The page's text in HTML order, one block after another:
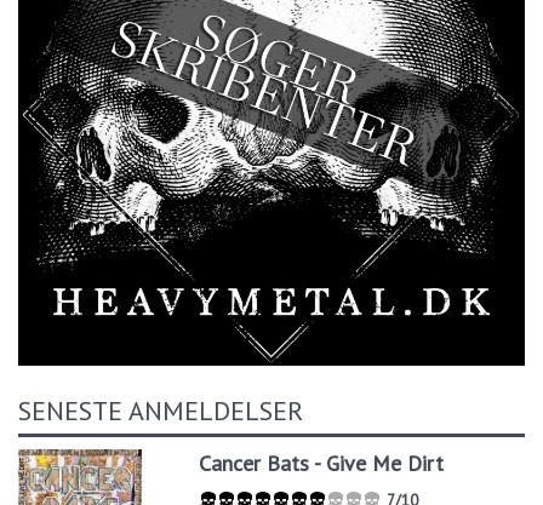
SENESTE ANMELDELSER
Cancer Bats - Give Me Dirt